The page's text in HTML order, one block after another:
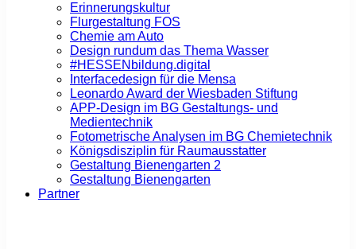
Erinnerungskultur
Flurgestaltung FOS
Chemie am Auto
Design rundum das Thema Wasser
#HESSENbildung.digital
Interfacedesign für die Mensa
Leonardo Award der Wiesbaden Stiftung
APP-Design im BG Gestaltungs- und
Medientechnik
Fotometrische Analysen im BG Chemietechnik
Königsdisziplin für Raumausstatter
Gestaltung Bienengarten 2
Gestaltung Bienengarten
Partner